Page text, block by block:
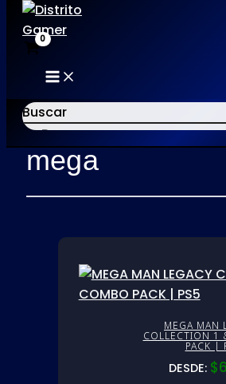
al
contenido
MAIN
MENU
Buscar
×
Inicio/ Productos etiquetados
mega
MEGA MAN
COLLECTION 1
PACK |
DESDE: $